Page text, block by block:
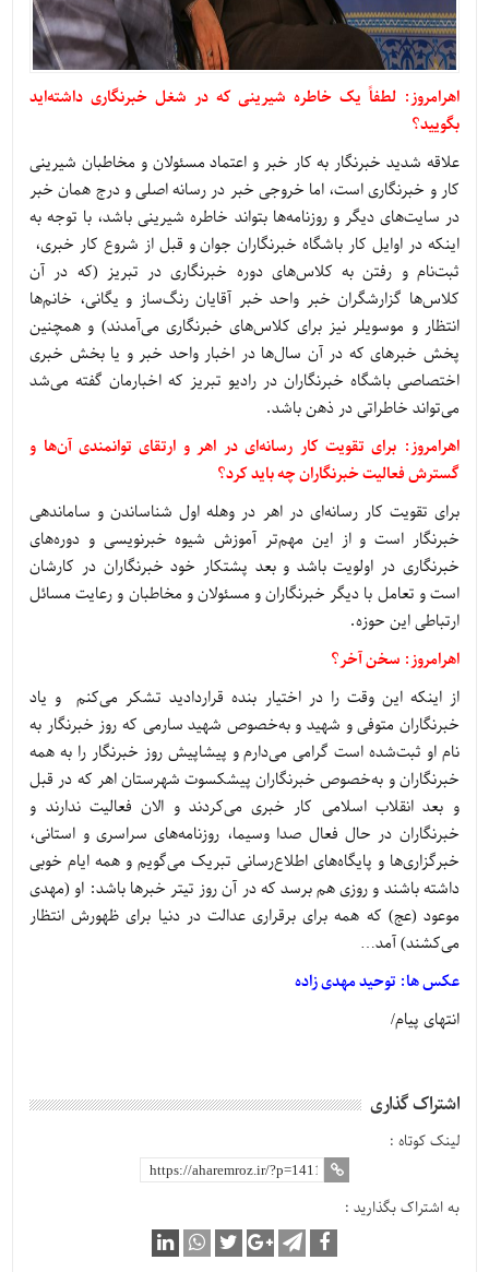
اهرامروز: لطفاً یک خاطره شیرینی که در شغل خبرنگاری داشته‌اید
بگویید؟
علاقه شدید خبرنگار به کار خبر و اعتماد مسئولان و مخاطبان شیرینی
کار و خبرنگاری است، اما خروجی خبر در رسانه اصلی و درج همان خبر
در سایت‌های دیگر و روزنامه‌ها بتواند خاطره شیرینی باشد، با توجه به
اینکه در اوایل کار باشگاه خبرنگاران جوان و قبل از شروع کار خبری،
ثبت‌نام و رفتن به کلاس‌های دوره خبرنگاری در تبریز (که در آن
کلاس‌ها گزارشگران خبر واحد خبر آقایان رنگ‌ساز و یگانی، خانم‌ها
انتظار و موسویلر نیز برای کلاس‌های خبرنگاری می‌آمدند) و همچنین
پخش خبرهای که در آن سال‌ها در اخبار واحد خبر و یا بخش خبری
اختصاصی باشگاه خبرنگاران در رادیو تبریز که اخبارمان گفته می‌شد
می‌تواند خاطراتی در ذهن باشد.
اهرامروز: برای تقویت کار رسانه‌ای در اهر و ارتقای توانمندی آن‌ها و
گسترش فعالیت خبرنگاران چه باید کرد؟
برای تقویت کار رسانه‌ای در اهر در وهله اول شناساندن و ساماندهی
خبرنگار است و از این مهم‌تر آموزش شیوه خبرنویسی و دوره‌های
خبرنگاری در اولویت باشد و بعد پشتکار خود خبرنگاران در کارشان
است و تعامل با دیگر خبرنگاران و مسئولان و مخاطبان و رعایت مسائل
ارتباطی این حوزه.
اهرامروز: سخن آخر؟
از اینکه این وقت را در اختیار بنده قراردادید تشکر می‌کنم و یاد
خبرنگاران متوفی و شهید و به‌خصوص شهید سارمی که روز خبرنگار به
نام او ثبت‌شده است گرامی می‌دارم و پیشاپیش روز خبرنگار را به همه
خبرنگاران و به‌خصوص خبرنگاران پیشکسوت شهرستان اهر که در قبل
و بعد انقلاب اسلامی کار خبری می‌کردند و الان فعالیت ندارند و
خبرنگاران در حال فعال صدا وسیما، روزنامه‌های سراسری و استانی،
خبرگزاری‌ها و پایگاه‌های اطلاع‌رسانی تبریک می‌گویم و همه ایام خوبی
داشته باشند و روزی هم برسد که در آن روز تیتر خبرها باشد: او (مهدی
موعود (عج) که همه برای برقراری عدالت در دنیا برای ظهورش انتظار
می‌کشند) آمد…
عکس ها: توحید مهدی زاده
انتهای پیام/
اشتراک گذاری
لینک کوتاه :
به اشتراک بگذارید :